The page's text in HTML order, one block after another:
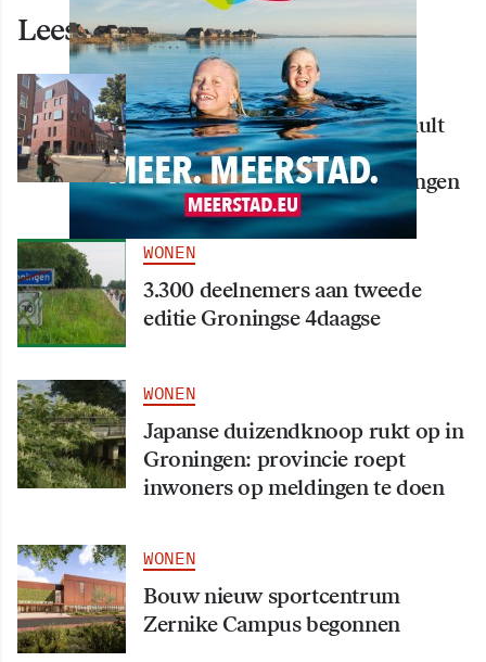
Lees ook deze artikelen
WONEN
Nieuw creatief centrum Tumult
bijna klaar: opening eind
september in hart van Groningen
WONEN
3.300 deelnemers aan tweede
editie Groningse 4daagse
WONEN
Japanse duizendknoop rukt op in
Groningen: provincie roept
inwoners op meldingen te doen
WONEN
Bouw nieuw sportcentrum
Zernike Campus begonnen